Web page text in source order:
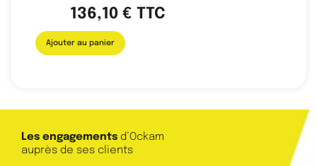
136,10 € TTC
Ajouter au panier
Les engagements d’Ockam
auprès de ses clients